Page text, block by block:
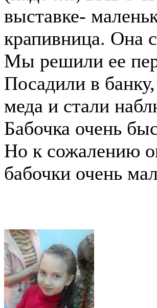
выставке-
крапивница. Она
Мы решили ее
Посадили в
меда и стали
Бабочка очень
Но к сожалению
бабочки очень